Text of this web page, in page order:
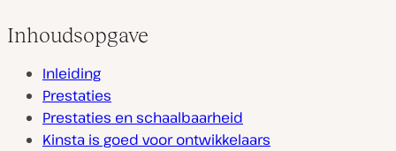
Inhoudsopgave
Inleiding
Prestaties
Prestaties en schaalbaarheid
Kinsta is goed voor ontwikkelaars